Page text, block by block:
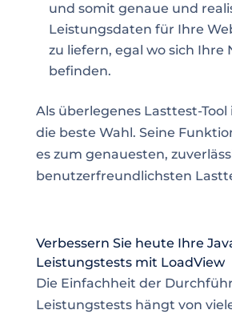
und somit genaue und
Leistungsdaten für Ihre
zu liefern, egal wo sich Ihre
befinden.
Als überlegenes Lasttest-Tool
die beste Wahl. Seine
es zum genauesten,
benutzerfreundlichsten
Verbessern Sie heute Ihre
Leistungstests mit LoadView
Die Einfachheit der
Leistungstests hängt von